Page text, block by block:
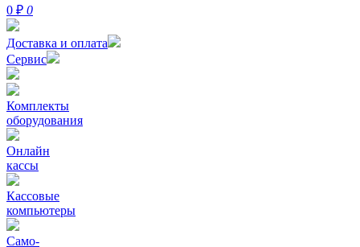
0 ₽ 0
Доставка и оплата
Сервис
Комплекты
оборудования
Онлайн
кассы
Кассовые
компьютеры
Само-